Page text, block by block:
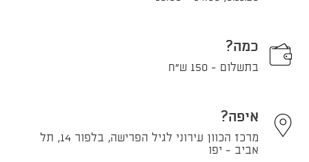
כמה?
בתשלום - 150 ש"ח
איפה?
מרכז הכוון עירוני לגיל הפרישה, בלפור 14, תל
אביב - יפו